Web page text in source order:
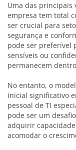
Uma das principais
empresa tem total
ser crucial para
segurança e
pode ser preferível
sensíveis ou
permanecem
No entanto, o
inicial significativo
pessoal de TI
pode ser um
adquirir
acomodar o